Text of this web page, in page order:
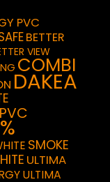
PVC
BETTER
VIEW
COMBI
DAKEA
PVC
SMOKE
ULTIMA
ULTIMA